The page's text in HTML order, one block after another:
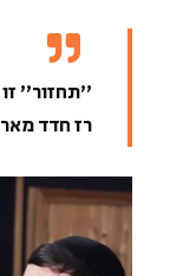
"תחזור"
רז חדד